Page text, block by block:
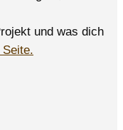
und was dich